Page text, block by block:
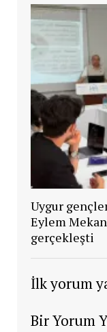
Uygur
Eylem
gerçekleşti
İlk yorum
Bir Yorum